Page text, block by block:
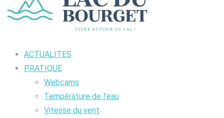
ACTUALITES
PRATIQUE
Webcams
Température de l’eau
Vitesse du vent